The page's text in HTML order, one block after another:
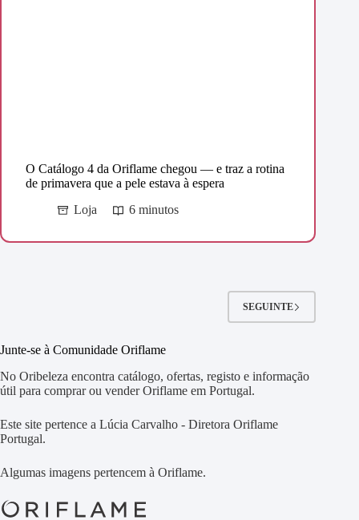
O Catálogo 4 da Oriflame chegou — e traz a rotina
de primavera que a pele estava à espera
Loja
6 minutos
SEGUINTE
Junte-se à Comunidade Oriflame
No Oribeleza encontra catálogo, ofertas, registo e informação
útil para comprar ou vender Oriflame em Portugal.
Este site pertence a Lúcia Carvalho - Diretora Oriflame
Portugal.
Algumas imagens pertencem à Oriflame.